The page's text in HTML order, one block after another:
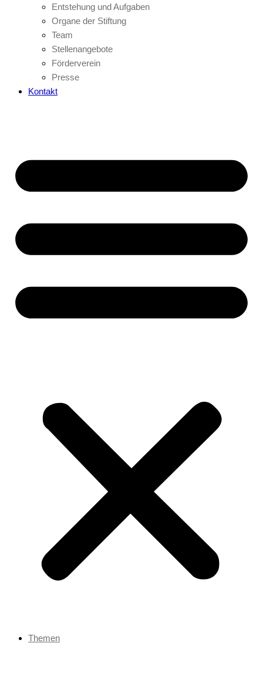
Entstehung und Aufgaben
Organe der Stiftung
Team
Stellenangebote
Förderverein
Presse
Kontakt
Themen